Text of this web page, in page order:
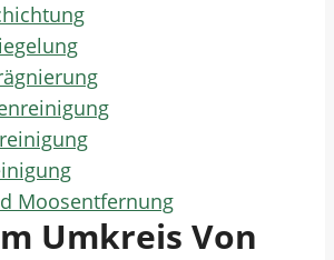
Moosentfernung
Umkreis Von